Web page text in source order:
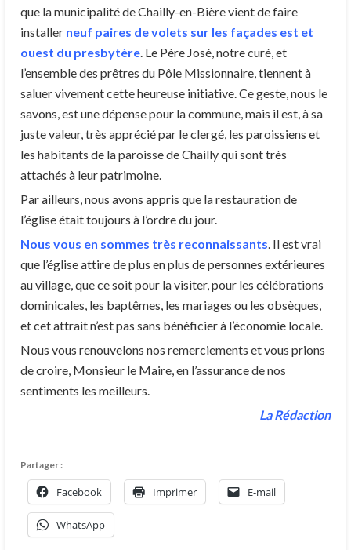
que la municipalité de Chailly-en-Bière vient de faire
installer neuf paires de volets sur les façades est et
ouest du presbytère. Le Père José, notre curé, et
l’ensemble des prêtres du Pôle Missionnaire, tiennent à
saluer vivement cette heureuse initiative. Ce geste, nous le
savons, est une dépense pour la commune, mais il est, à sa
juste valeur, très apprécié par le clergé, les paroissiens et
les habitants de la paroisse de Chailly qui sont très
attachés à leur patrimoine.
Par ailleurs, nous avons appris que la restauration de
l’église était toujours à l’ordre du jour.
Nous vous en sommes très reconnaissants. Il est vrai
que l’église attire de plus en plus de personnes extérieures
au village, que ce soit pour la visiter, pour les célébrations
dominicales, les baptêmes, les mariages ou les obsèques,
et cet attrait n’est pas sans bénéficier à l’économie locale.
Nous vous renouvelons nos remerciements et vous prions
de croire, Monsieur le Maire, en l’assurance de nos
sentiments les meilleurs.
La Rédaction
Partager :
Facebook Imprimer E-mail
WhatsApp